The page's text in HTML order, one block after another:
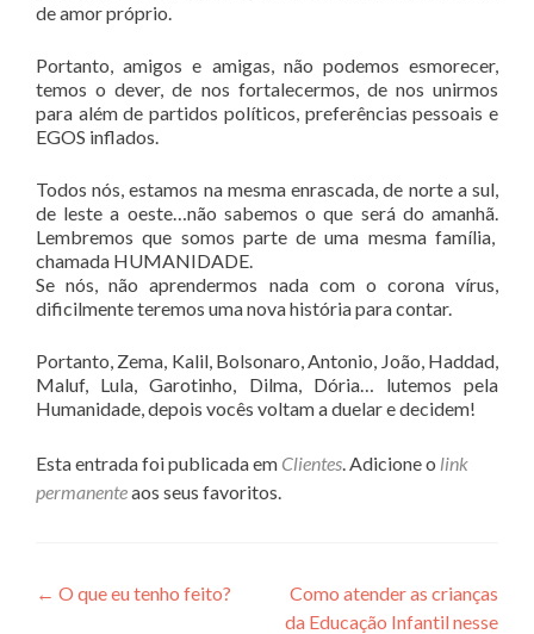
de amor próprio.
Portanto, amigos e amigas, não podemos esmorecer,
temos o dever, de nos fortalecermos, de nos unirmos
para além de partidos políticos, preferências pessoais e
EGOS inflados.
Todos nós, estamos na mesma enrascada, de norte a sul,
de leste a oeste…não sabemos o que será do amanhã.
Lembremos que somos parte de uma mesma família,
chamada HUMANIDADE.
Se nós, não aprendermos nada com o corona vírus,
dificilmente teremos uma nova história para contar.
Portanto, Zema, Kalil, Bolsonaro, Antonio, João, Haddad,
Maluf, Lula, Garotinho, Dilma, Dória… lutemos pela
Humanidade, depois vocês voltam a duelar e decidem!
Esta entrada foi publicada em Clientes. Adicione o link
permanenteaos seus favoritos.
Navegação de posts
← O que eu tenho feito?
Como atender as crianças
da Educação Infantil nesse